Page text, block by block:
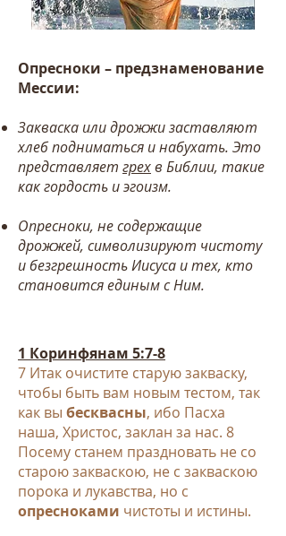
Опресноки – предзнаменование
Мессии:
Закваска или дрожжи заставляют
хлеб подниматься и набухать. Это
представляет грехв Библии, такие
как гордость и эгоизм.
Опресноки, не содержащие
дрожжей, символизируют чистоту
и безгрешность Иисуса и тех, кто
становится единым с Ним.
1 Коринфянам 5:7-8
7 Итак очистите старую закваску,
чтобы быть вам новым тестом, так
как вы бесквасны, ибо Пасха
наша, Христос, заклан за нас. 8
Посему станем праздновать не со
старою закваскою, не с закваскою
порока и лукавства, но с
опресноками чистоты и истины.